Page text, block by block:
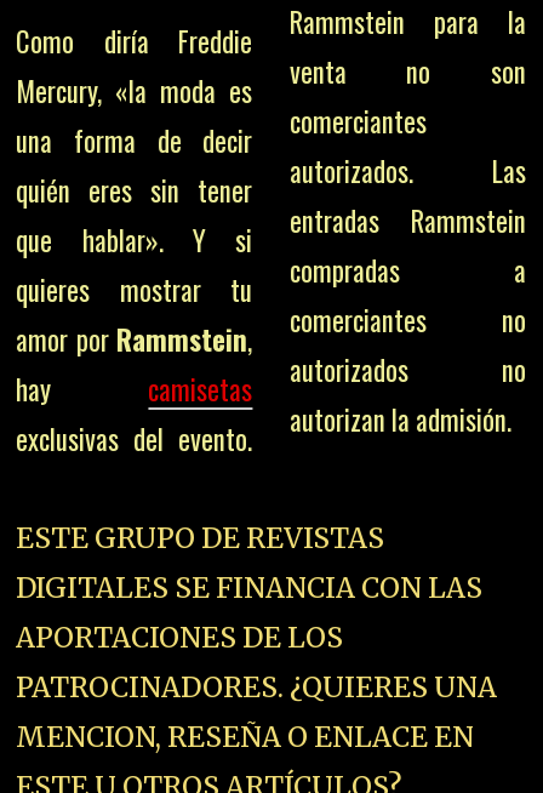
Como diría Freddie
Mercury, «la moda es
una forma de decir
quién eres sin tener
que hablar». Y si
quieres mostrar tu
amor por Rammstein,
hay camisetas
exclusivas del evento.
Rammstein para la
venta no son
comerciantes
autorizados. Las
entradas Rammstein
compradas a
comerciantes no
autorizados no
autorizan la admisión.
ESTE GRUPO DE REVISTAS
DIGITALES SE FINANCIA CON LAS
APORTACIONES DE LOS
PATROCINADORES. ¿QUIERES UNA
MENCION, RESEÑA O ENLACE EN
ESTE U OTROS ARTÍCULOS?